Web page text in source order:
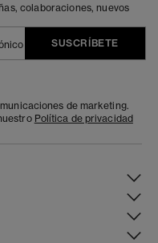
colaboraciones, nuevos
SUSCRÍBETE
de marketing.
Política de privacidad